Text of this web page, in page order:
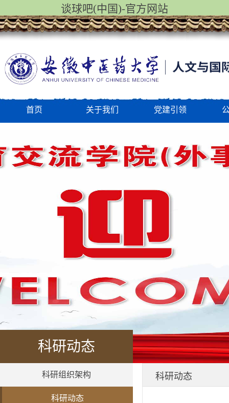
谈球吧(中国)-官方网站
首页 关于我们 党建引领
科研动态
科研组织架构
科研动态
科研动态